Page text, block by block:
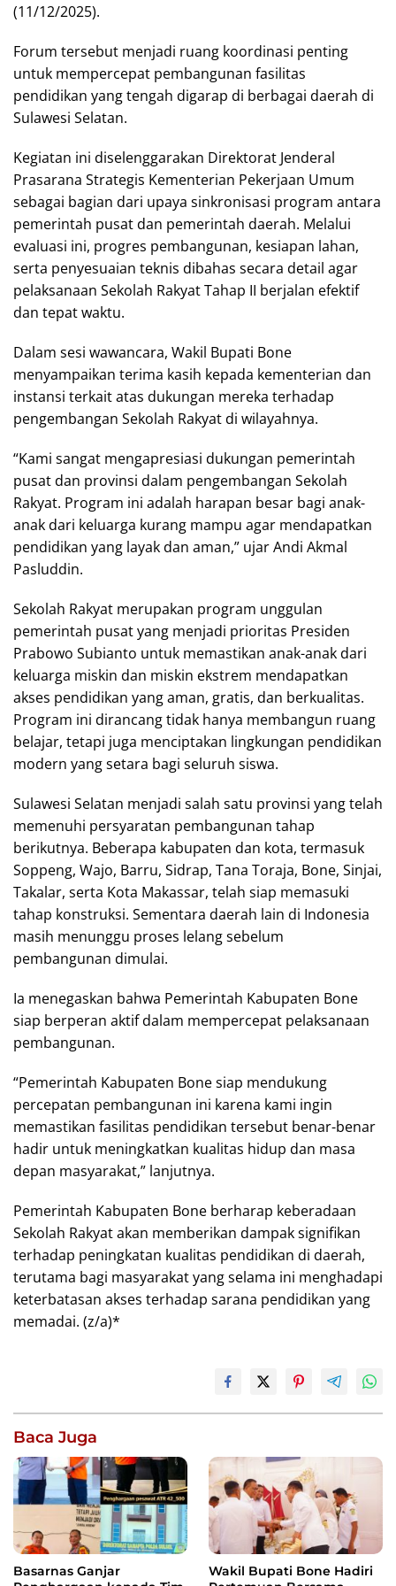
(11/12/2025).
Forum tersebut menjadi ruang koordinasi penting
untuk mempercepat pembangunan fasilitas
pendidikan yang tengah digarap di berbagai daerah di
Sulawesi Selatan.
Kegiatan ini diselenggarakan Direktorat Jenderal
Prasarana Strategis Kementerian Pekerjaan Umum
sebagai bagian dari upaya sinkronisasi program antara
pemerintah pusat dan pemerintah daerah. Melalui
evaluasi ini, progres pembangunan, kesiapan lahan,
serta penyesuaian teknis dibahas secara detail agar
pelaksanaan Sekolah Rakyat Tahap II berjalan efektif
dan tepat waktu.
Dalam sesi wawancara, Wakil Bupati Bone
menyampaikan terima kasih kepada kementerian dan
instansi terkait atas dukungan mereka terhadap
pengembangan Sekolah Rakyat di wilayahnya.
“Kami sangat mengapresiasi dukungan pemerintah
pusat dan provinsi dalam pengembangan Sekolah
Rakyat. Program ini adalah harapan besar bagi anak-
anak dari keluarga kurang mampu agar mendapatkan
pendidikan yang layak dan aman,” ujar Andi Akmal
Pasluddin.
Sekolah Rakyat merupakan program unggulan
pemerintah pusat yang menjadi prioritas Presiden
Prabowo Subianto untuk memastikan anak-anak dari
keluarga miskin dan miskin ekstrem mendapatkan
akses pendidikan yang aman, gratis, dan berkualitas.
Program ini dirancang tidak hanya membangun ruang
belajar, tetapi juga menciptakan lingkungan pendidikan
modern yang setara bagi seluruh siswa.
Sulawesi Selatan menjadi salah satu provinsi yang telah
memenuhi persyaratan pembangunan tahap
berikutnya. Beberapa kabupaten dan kota, termasuk
Soppeng, Wajo, Barru, Sidrap, Tana Toraja, Bone, Sinjai,
Takalar, serta Kota Makassar, telah siap memasuki
tahap konstruksi. Sementara daerah lain di Indonesia
masih menunggu proses lelang sebelum
pembangunan dimulai.
Ia menegaskan bahwa Pemerintah Kabupaten Bone
siap berperan aktif dalam mempercepat pelaksanaan
pembangunan.
“Pemerintah Kabupaten Bone siap mendukung
percepatan pembangunan ini karena kami ingin
memastikan fasilitas pendidikan tersebut benar-benar
hadir untuk meningkatkan kualitas hidup dan masa
depan masyarakat,” lanjutnya.
Pemerintah Kabupaten Bone berharap keberadaan
Sekolah Rakyat akan memberikan dampak signifikan
terhadap peningkatan kualitas pendidikan di daerah,
terutama bagi masyarakat yang selama ini menghadapi
keterbatasan akses terhadap sarana pendidikan yang
memadai. (z/a)*
Baca Juga
Basarnas Ganjar
Wakil Bupati Bone Hadiri